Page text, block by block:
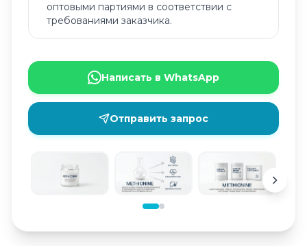
оптовыми партиями в соответствии с
требованиями заказчика.
Написать в WhatsApp
Отправить запрос